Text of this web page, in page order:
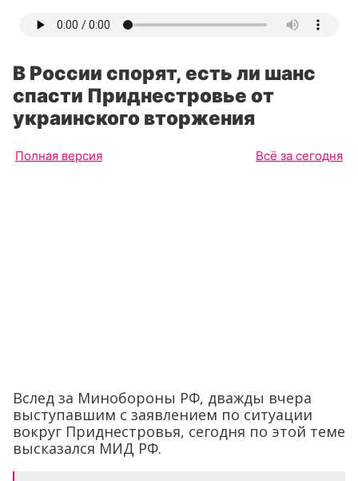
В России спорят, есть ли шанс
спасти Приднестровье от
украинского вторжения
Полная версия Всё за сегодня
Вслед за Минобороны РФ, дважды вчера
выступавшим с заявлением по ситуации
вокруг Приднестровья, сегодня по этой теме
высказался МИД РФ.